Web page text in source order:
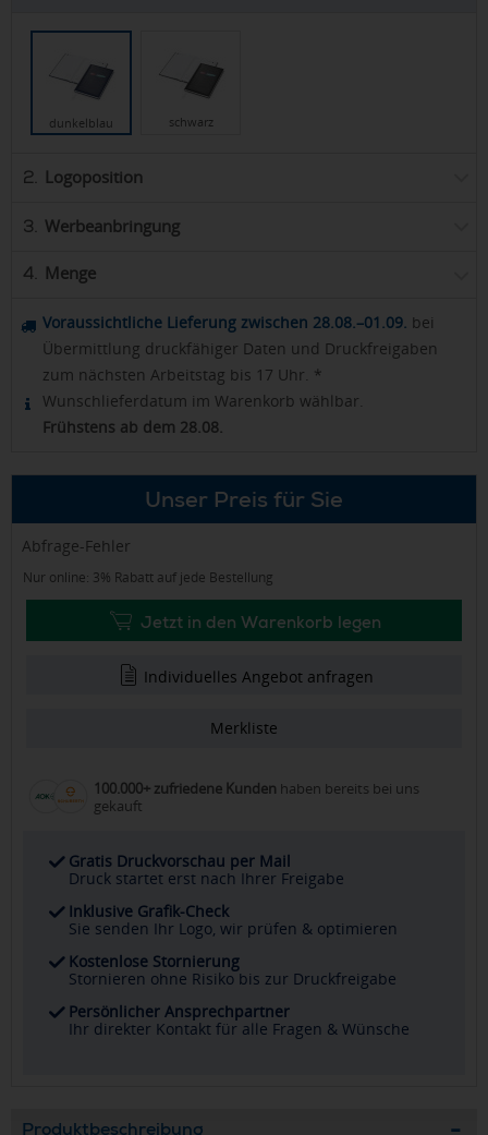
dunkelblau schwarz
2. Logoposition
3. Werbeanbringung
4. Menge
Voraussichtliche Lieferung zwischen 28.08.–01.09. bei
Übermittlung druckfähiger Daten und Druckfreigaben
zum nächsten Arbeitstag bis 17 Uhr. *
Wunschlieferdatum im Warenkorb wählbar.
Frühstens ab dem 28.08.
Unser Preis für Sie
Abfrage-Fehler
Nur online: 3% Rabatt auf jede Bestellung
Jetzt in den Warenkorb legen
Individuelles Angebot anfragen
Merkliste
100.000+ zufriedene Kunden haben bereits bei uns
gekauft
Gratis Druckvorschau per Mail
Druck startet erst nach Ihrer Freigabe
Inklusive Grafik-Check
Sie senden Ihr Logo, wir prüfen & optimieren
Kostenlose Stornierung
Stornieren ohne Risiko bis zur Druckfreigabe
Persönlicher Ansprechpartner
Ihr direkter Kontakt für alle Fragen & Wünsche
Produktbeschreibung